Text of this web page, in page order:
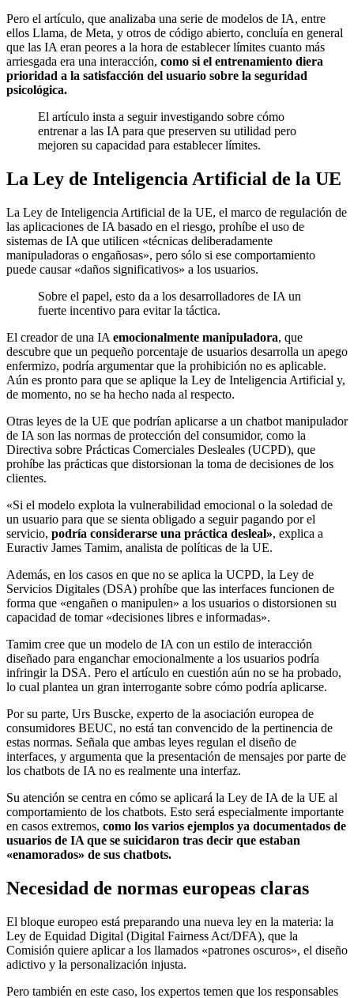
Pero el artículo, que analizaba una serie de modelos de IA, entre
ellos Llama, de Meta, y otros de código abierto, concluía en general
que las IA eran peores a la hora de establecer límites cuanto más
arriesgada era una interacción, como si el entrenamiento diera
prioridad a la satisfacción del usuario sobre la seguridad
psicológica.
El artículo insta a seguir investigando sobre cómo
entrenar a las IA para que preserven su utilidad pero
mejoren su capacidad para establecer límites.
La Ley de Inteligencia Artificial de la UE
La Ley de Inteligencia Artificial de la UE, el marco de regulación de
las aplicaciones de IA basado en el riesgo, prohíbe el uso de
sistemas de IA que utilicen «técnicas deliberadamente
manipuladoras o engañosas», pero sólo si ese comportamiento
puede causar «daños significativos» a los usuarios.
Sobre el papel, esto da a los desarrolladores de IA un
fuerte incentivo para evitar la táctica.
El creador de una IA emocionalmente manipuladora, que
descubre que un pequeño porcentaje de usuarios desarrolla un apego
enfermizo, podría argumentar que la prohibición no es aplicable.
Aún es pronto para que se aplique la Ley de Inteligencia Artificial y,
de momento, no se ha hecho nada al respecto.
Otras leyes de la UE que podrían aplicarse a un chatbot manipulador
de IA son las normas de protección del consumidor, como la
Directiva sobre Prácticas Comerciales Desleales (UCPD), que
prohíbe las prácticas que distorsionan la toma de decisiones de los
clientes.
«Si el modelo explota la vulnerabilidad emocional o la soledad de
un usuario para que se sienta obligado a seguir pagando por el
servicio, podría considerarse una práctica desleal», explica a
Euractiv James Tamim, analista de políticas de la UE.
Además, en los casos en que no se aplica la UCPD, la Ley de
Servicios Digitales (DSA) prohíbe que las interfaces funcionen de
forma que «engañen o manipulen» a los usuarios o distorsionen su
capacidad de tomar «decisiones libres e informadas».
Tamim cree que un modelo de IA con un estilo de interacción
diseñado para enganchar emocionalmente a los usuarios podría
infringir la DSA. Pero el artículo en cuestión aún no se ha probado,
lo cual plantea un gran interrogante sobre cómo podría aplicarse.
Por su parte, Urs Buscke, experto de la asociación europea de
consumidores BEUC, no está tan convencido de la pertinencia de
estas normas. Señala que ambas leyes regulan el diseño de
interfaces, y argumenta que la presentación de mensajes por parte de
los chatbots de IA no es realmente una interfaz.
Su atención se centra en cómo se aplicará la Ley de IA de la UE al
comportamiento de los chatbots. Esto será especialmente importante
en casos extremos, como los varios ejemplos ya documentados de
usuarios de IA que se suicidaron tras decir que estaban
«enamorados» de sus chatbots.
Necesidad de normas europeas claras
El bloque europeo está preparando una nueva ley en la materia: la
Ley de Equidad Digital (Digital Fairness Act/DFA), que la
Comisión quiere aplicar a los llamados «patrones oscuros», el diseño
adictivo y la personalización injusta.
Pero también en este caso, los expertos temen que los responsables